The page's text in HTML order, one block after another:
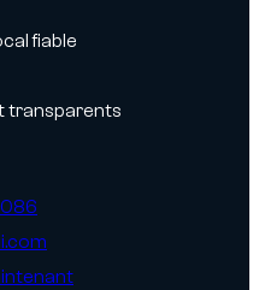
fiable
transparents